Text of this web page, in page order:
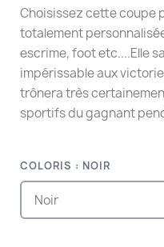
Choisissez cette coupe
totalement
escrime, foot etc....Elle
impérissable aux
trônera très
sportifs du gagnant
COLORIS : NOIR